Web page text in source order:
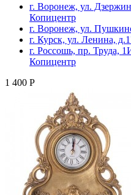
г. Воронеж, ул.
Копицентр
г. Воронеж, ул.
г. Курск, ул. Ленина,
г. Россошь, пр. Труда,
Копицентр
1 400 Р